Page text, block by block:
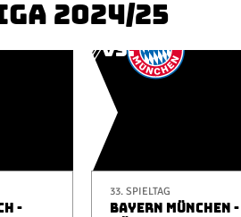
2024/25
-
33. SPIELTAG
BAYERN MÜNCHEN -